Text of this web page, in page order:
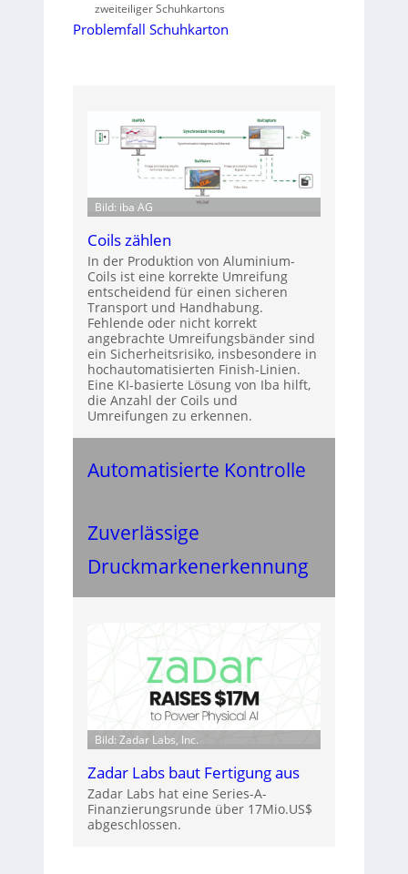
zweiteiliger Schuhkartons
Problemfall Schuhkarton
Bild: iba AG
Coils zählen
In der Produktion von Aluminium-
Coils ist eine korrekte Umreifung
entscheidend für einen sicheren
Transport und Handhabung.
Fehlende oder nicht korrekt
angebrachte Umreifungsbänder sind
ein Sicherheitsrisiko, insbesondere in
hochautomatisierten Finish-Linien.
Eine KI-basierte Lösung von Iba hilft,
die Anzahl der Coils und
Umreifungen zu erkennen.
Automatisierte Kontrolle
Zuverlässige
Druckmarkenerkennung
Bild: Zadar Labs, Inc.
Zadar Labs baut Fertigung aus
Zadar Labs hat eine Series-A-
Finanzierungsrunde über 17Mio.US$
abgeschlossen.